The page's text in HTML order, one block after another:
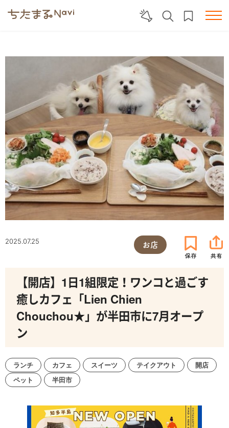
2025.07.25 お店
【開店】1日1組限定！ワンコと過ごす
癒しカフェ「Lien Chien
Chouchou★」が半田市に7月オープ
ン
ランチ カフェ スイーツ テイクアウト
開店
ペット
半田市